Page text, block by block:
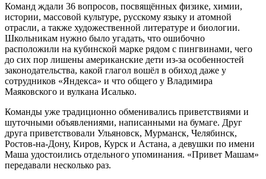
Команд ждали 36 вопросов, посвящённых физике, химии,
истории, массовой культуре, русскому языку и атомной
отрасли, а также художественной литературе и биологии.
Школьникам нужно было угадать, что ошибочно
расположили на кубинской марке рядом с пингвинами, чего
до сих пор лишены американские дети из-за особенностей
законодательства, какой глагол вошёл в обиход даже у
сотрудников «Яндекса» и что общего у Владимира
Маяковского и вулкана Исалько.
Команды уже традиционно обменивались приветствиями и
шуточными объявлениями, написанными на бумаге. Друг
друга приветствовали Ульяновск, Мурманск, Челябинск,
Ростов-на-Дону, Киров, Курск и Астана, а девушки по имени
Маша удостоились отдельного упоминания. «Привет Машам»
передавали несколько раз.